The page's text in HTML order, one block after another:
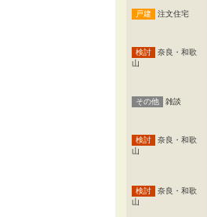
注文住宅
奈良・和歌
山
雑談
奈良・和歌
山
奈良・和歌
山